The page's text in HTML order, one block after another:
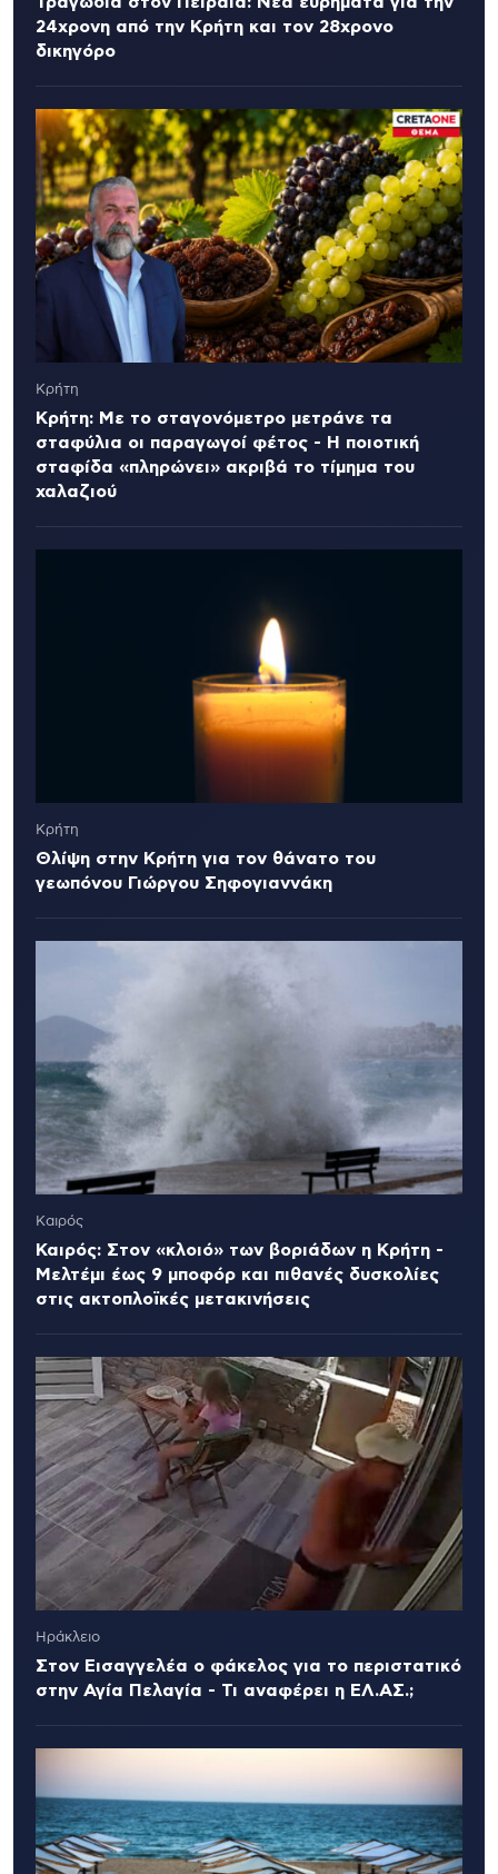
24χρονη από την Κρήτη και τον 28χρονο
δικηγόρο
Κρήτη
Κρήτη: Με το σταγονόμετρο μετράνε τα
σταφύλια οι παραγωγοί φέτος - Η ποιοτική
σταφίδα «πληρώνει» ακριβά το τίμημα του
χαλαζιού
Κρήτη
Θλίψη στην Κρήτη για τον θάνατο του
γεωπόνου Γιώργου Σηφογιαννάκη
Καιρός
Καιρός: Στον «κλοιό» των βοριάδων η Κρήτη -
Μελτέμι έως 9 μποφόρ και πιθανές δυσκολίες
στις ακτοπλοϊκές μετακινήσεις
Ηράκλειο
Στον Εισαγγελέα ο φάκελος για το περιστατικό
στην Αγία Πελαγία - Τι αναφέρει η ΕΛ.ΑΣ.;